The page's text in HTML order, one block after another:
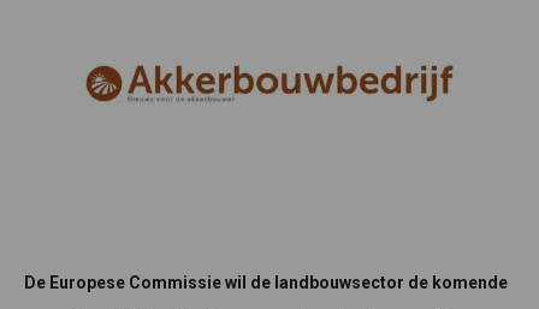
De Europese Commissie wil de landbouwsector de komende